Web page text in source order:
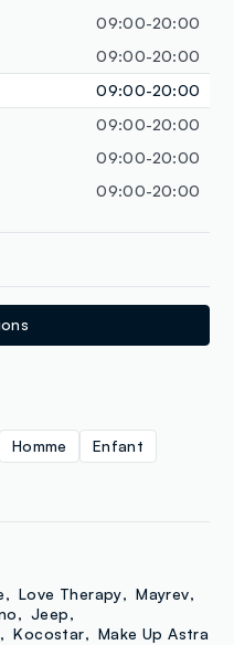
09:00-20:00
09:00-20:00
09:00-20:00
09:00-20:00
09:00-20:00
09:00-20:00
Homme
Enfant
Love Therapy
Mayrev
Jeep
Kocostar Make Up Astra